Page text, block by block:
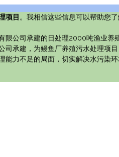
项目 。我相信这些信息可以帮助您
限公司承建的日处理2000吨渔业养
司承建，为鳗鱼厂养殖污水处理
能力不足的局面，切实解决水污染环